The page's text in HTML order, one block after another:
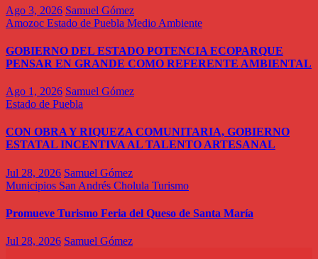
Ago 3, 2026 Samuel Gómez
Amozoc Estado de Puebla Medio Ambiente
GOBIERNO DEL ESTADO POTENCIA ECOPARQUE
PENSAR EN GRANDE COMO REFERENTE AMBIENTAL
Ago 1, 2026 Samuel Gómez
Estado de Puebla
CON OBRA Y RIQUEZA COMUNITARIA, GOBIERNO
ESTATAL INCENTIVA AL TALENTO ARTESANAL
Jul 28, 2026 Samuel Gómez
Municipios San Andrés Cholula Turismo
Promueve Turismo Feria del Queso de Santa María
Jul 28, 2026 Samuel Gómez